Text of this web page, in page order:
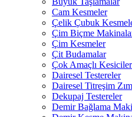
Cam Kesmeler
Çelik Çubuk
Çim Biçme
Çim Kesmeler
Çit Budamalar
Çok Amaçlı Kesiciler
Dairesel Testereler
Dairesel Titreşim
Dekupaj Testereler
Demir Bağlama